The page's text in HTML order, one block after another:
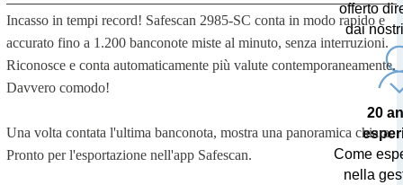
Incasso in tempi record! Safescan 2985-SC conta in modo rapido e
accurato fino a 1.200 banconote miste al minuto, senza interruzioni.
Riconosce e conta automaticamente più valute contemporaneamente.
Davvero comodo!
Una volta contata l'ultima banconota, mostra una panoramica chiara.
Pronto per l'esportazione nell'app Safescan.
offerto
dai
20
Come
nella